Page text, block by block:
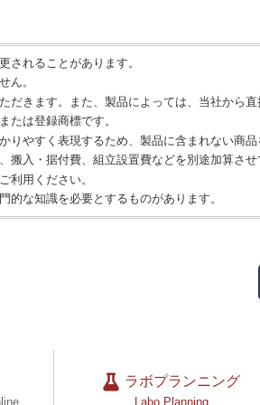
されることがあります。
ん。
だきます。また、製品によっては、当社から直
たは登録商標です。
りやすく表現するため、製品に含まれない商品
搬入・据付費、組立設置費などを別途加算させ
利用ください。
な知識を必要とするものがあります。
ラボプランニング
Labo Planning